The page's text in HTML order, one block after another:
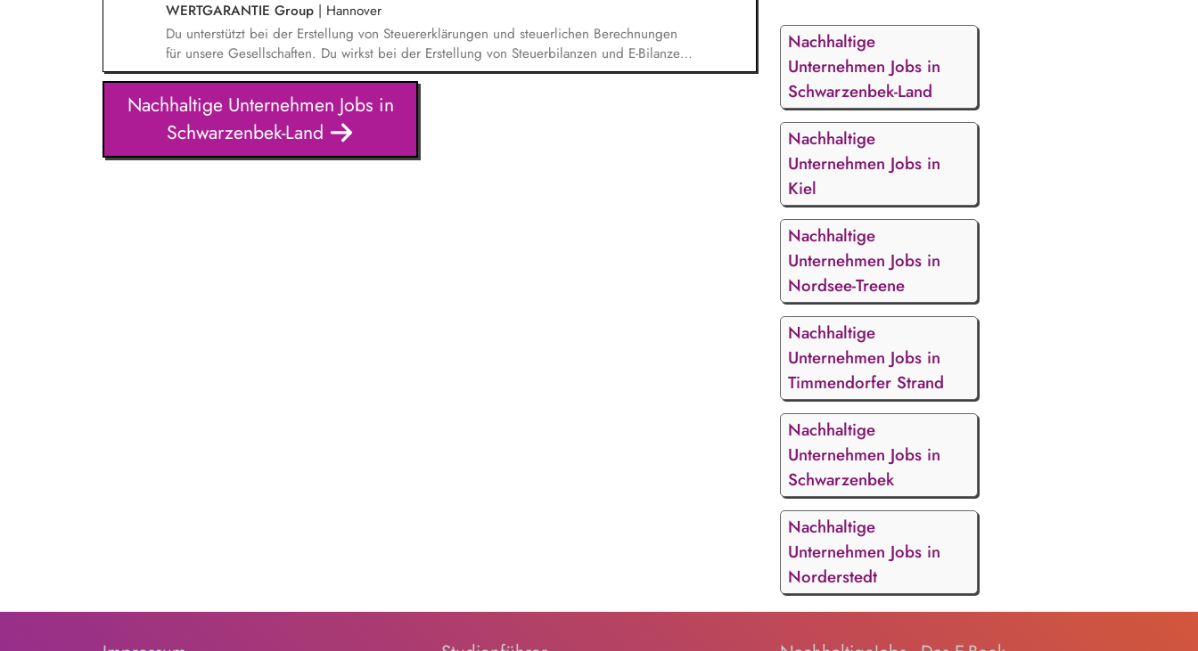
WERTGARANTIE Group | Hannover
Du unterstützt bei der Erstellung von Steuererklärungen und steuerlichen Berechnungen
für unsere Gesellschaften. Du wirkst bei der Erstellung von Steuerbilanzen und E-Bilanzen
mit und sorgst für die Einhaltung aktueller steuerlicher Vorgaben. Du prüfst
Steuerbescheide und analysierst steuerliche Sachverhalte auf mögliche Abweichungen. Du
unterstützt bei Betriebsprüfungen und arbeitest mit internen sowie externen
Ansprechpartnern zusammen. Du wirkst bei der Kontierung und Buchung steuerlicher
Geschäftsvorfälle mit.
Nachhaltige Unternehmen Jobs in
Schwarzenbek-Land
Nachhaltige
Unternehmen Jobs in
Schwarzenbek-Land
Nachhaltige
Unternehmen Jobs in
Kiel
Nachhaltige
Unternehmen Jobs in
Nordsee-Treene
Nachhaltige
Unternehmen Jobs in
Timmendorfer Strand
Nachhaltige
Unternehmen Jobs in
Schwarzenbek
Nachhaltige
Unternehmen Jobs in
Norderstedt